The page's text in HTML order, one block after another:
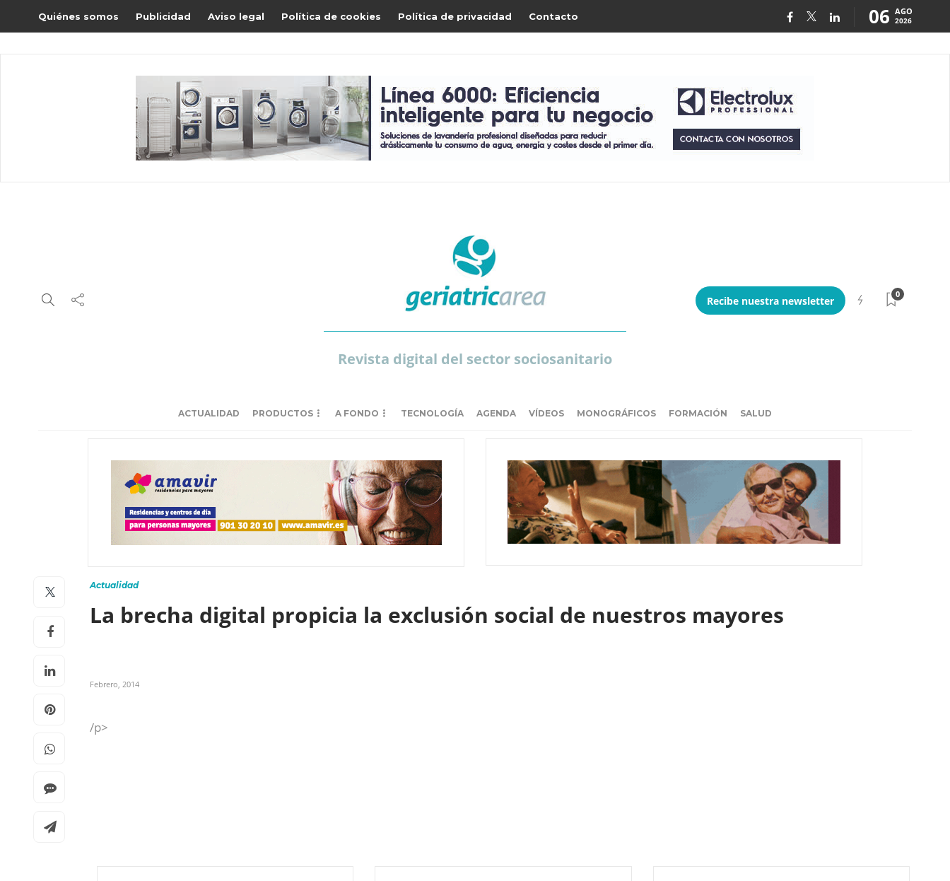
Quiénes somos Publicidad Aviso legal Política de cookies Política de privacidad Contacto 06 AGO
2026
Revista digital del sector sociosanitario
Recibe nuestra newsletter
0
ACTUALIDAD PRODUCTOS A FONDO TECNOLOGÍA AGENDA VÍDEOS MONOGRÁFICOS FORMACIÓN SALUD
Actualidad
La brecha digital propicia la exclusión social de nuestros mayores
Febrero, 2014
/p>